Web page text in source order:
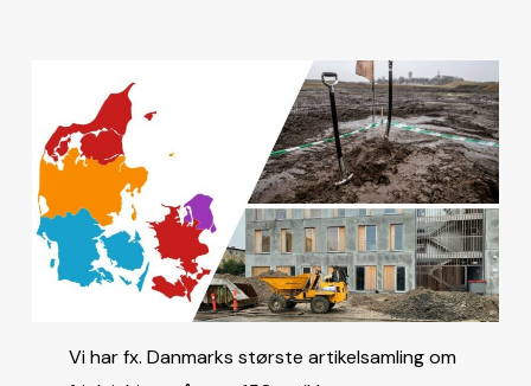
Vi har fx. Danmarks største artikelsamling om